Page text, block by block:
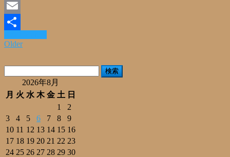
Facebook
Email
共
Older
2026年8月
月 火 水 木 金 土 日
1
2
3
4 5 6 7 8
9
10 11 12 13 14 15 16
17 18 19 20 21 22 23
24 25 26 27 28 29 30